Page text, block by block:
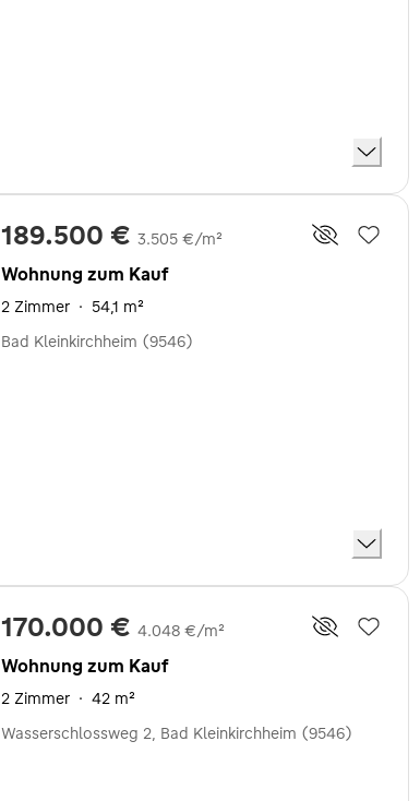
189.500 € 3.505 €/m²
Wohnung zum Kauf
2 Zimmer · 54,1 m²
Bad Kleinkirchheim (9546)
170.000 € 4.048 €/m²
Wohnung zum Kauf
2 Zimmer · 42 m²
Wasserschlossweg 2, Bad Kleinkirchheim (9546)